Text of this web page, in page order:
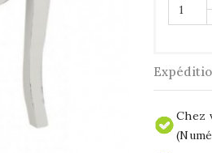
Chez